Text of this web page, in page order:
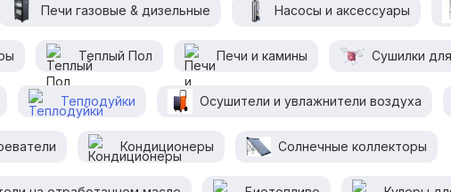
Печи газовые & дизельные Насосы и аксессуары
Теплый Пол Печи и камины Сушилки
Теплодуйки Осушители и увлажнители воздуха
Кондиционеры Солнечные коллекторы